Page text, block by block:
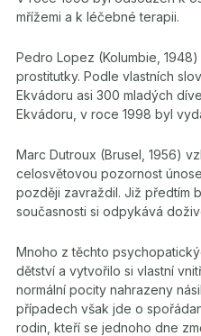
mřížemi a k léčebné terapii.
Pedro Lopez (Kolumbie,
prostitutky. Podle vlastních
Ekvádoru asi 300 mladých
Ekvádoru, v roce 1998 byl
Marc Dutroux (Brusel, 1956)
celosvětovou pozornost
později zavraždil. Již předtím
současnosti si odpykává
Mnoho z těchto
dětství a vytvořilo si vlastní
normální pocity nahrazeny
případech však jde o
rodin, kteří se jednoho dne